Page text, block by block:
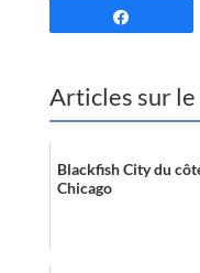
Articles sur
Blackfish City du
Chicago